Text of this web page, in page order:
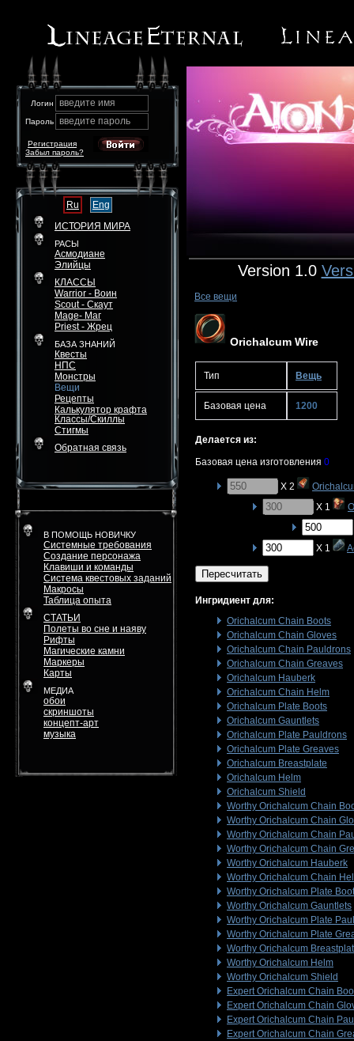
Логин введите имя
Пароль введите пароль
Забыл пароль?
Регистрация
Ru
Eng
ИСТОРИЯ МИРА
РАСЫ
Асмодиане
Элийцы
КЛАССЫ
Warrior - Воин
Scout - Скаут
Mage- Маг
Priest - Жрец
БАЗА ЗНАНИЙ
Квесты
НПС
Монстры
Вещи
Рецепты
Калькулятор крафта
Классы/Скиллы
Стигмы
Обратная связь
В ПОМОЩЬ НОВИЧКУ
Системные требования
Создание персонажа
Клавиши и команды
Система квестовых заданий
Макросы
Таблица опыта
СТАТЬИ
Полеты во сне и наяву
Рифты
Магические камни
Маркеры
Карты
МЕДИА
обои
скриншоты
концепт-арт
музыка
Version 1.0
Все вещи
Orichalcum Wire
Тип Вещь
Базовая цена 1200
Делается из:
Базовая цена изготовления 0
X 2
X 1
X 1
Пересчитать
Ингридиент для:
Orichalcum Chain Boots
Orichalcum Chain Gloves
Orichalcum Chain Pauldrons
Orichalcum Chain Greaves
Orichalcum Hauberk
Orichalcum Chain Helm
Orichalcum Plate Boots
Orichalcum Gauntlets
Orichalcum Plate Pauldrons
Orichalcum Plate Greaves
Orichalcum Breastplate
Orichalcum Helm
Orichalcum Shield
Worthy Orichalcum Chain
Worthy Orichalcum Chain
Worthy Orichalcum Chain
Worthy Orichalcum Chain
Worthy Orichalcum Hauberk
Worthy Orichalcum Chain
Worthy Orichalcum Plate
Worthy Orichalcum Gauntlets
Worthy Orichalcum Plate
Worthy Orichalcum Plate
Worthy Orichalcum
Worthy Orichalcum Helm
Worthy Orichalcum Shield
Expert Orichalcum Chain
Expert Orichalcum Chain
Expert Orichalcum Chain
Expert Orichalcum Chain